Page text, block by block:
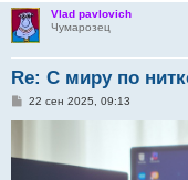
Vlad pavlovich
Чумарозец
Re: С миру по
С22 сен 2025, 09:13